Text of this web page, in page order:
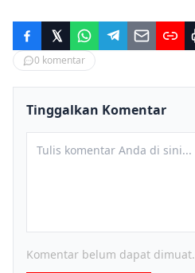
0 komentar
Tinggalkan Komentar
Komentar belum dapat dimuat.